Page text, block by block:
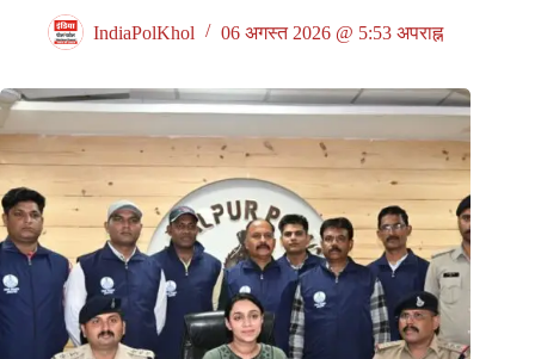
IndiaPolKhol 06 अगस्त 2026 @ 5:53 अपराह्न